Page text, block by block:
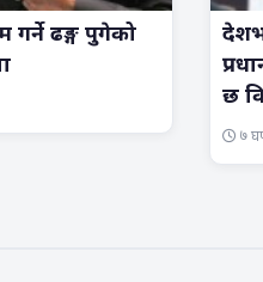
गर्ने ढङ्ग पुगेको
छ
७